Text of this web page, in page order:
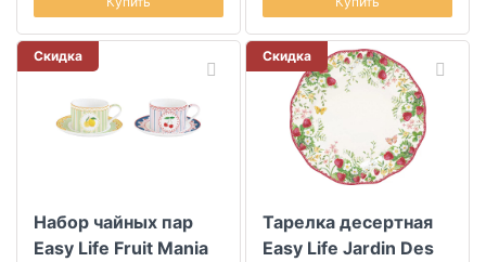
Скидка
Набор чайных пар
Easy Life Fruit Mania
Скидка
Тарелка десертная
Easy Life Jardin Des